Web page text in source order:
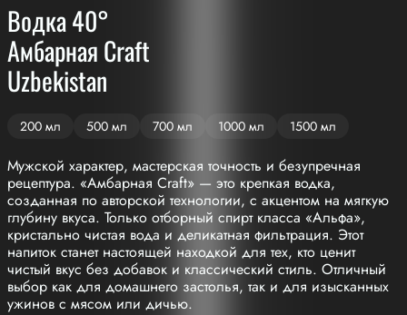
Водка 40°
Амбарная Craft
Uzbekistan
200 мл 500 мл 700 мл 1000 мл 1500 мл
Мужской характер, мастерская точность и безупречная
рецептура. «Амбарная Craft» — это крепкая водка,
созданная по авторской технологии, с акцентом на мягкую
глубину вкуса. Только отборный спирт класса «Альфа»,
кристально чистая вода и деликатная фильтрация. Этот
напиток станет настоящей находкой для тех, кто ценит
чистый вкус без добавок и классический стиль. Отличный
выбор как для домашнего застолья, так и для изысканных
ужинов с мясом или дичью.